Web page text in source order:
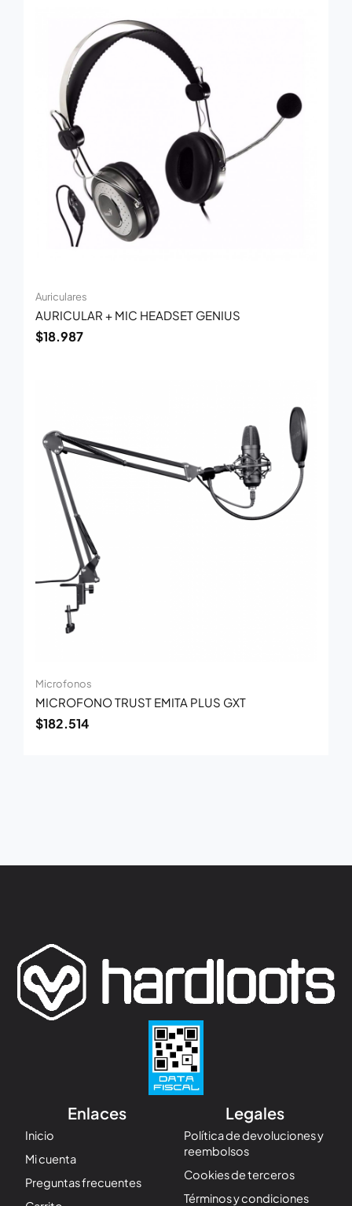
Auriculares
AURICULAR + MIC HEADSET GENIUS
$18.987
Microfonos
MICROFONO TRUST EMITA PLUS GXT
$182.514
Enlaces
Inicio
Mi cuenta
Preguntas frecuentes
Legales
Política de devoluciones y
reembolsos
Cookies de terceros
Términos y condiciones